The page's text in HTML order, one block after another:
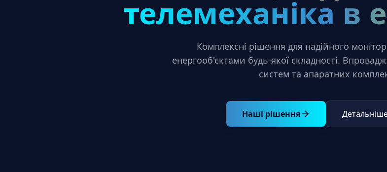
телемеханіка в
Комплексні рішення для надійного
енергооб'єктами будь-якої складності.
систем та апаратних
Наші рішення